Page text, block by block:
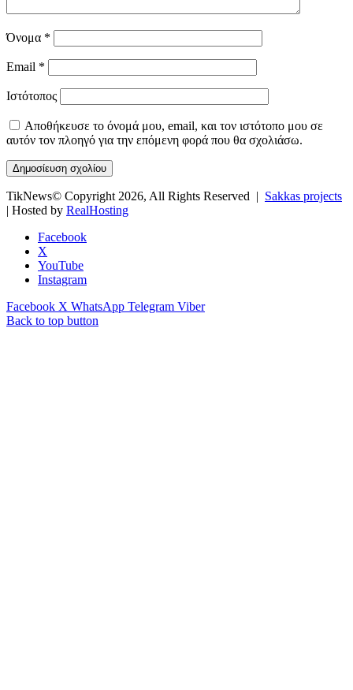
Όνομα *
Email *
Ιστότοπος
Αποθήκευσε το όνομά μου, email, και τον ιστότοπο μου σε
αυτόν τον πλοηγό για την επόμενη φορά που θα σχολιάσω.
TikNews© Copyright 2026, All Rights Reserved | Sakkas projects
| Hosted by RealHosting
Facebook
X
YouTube
Instagram
Facebook X WhatsApp Telegram Viber
Back to top button